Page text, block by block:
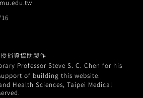
捐資協助製作
Professor Steve S. C. Chen for his
of building this website.
Health Sciences, Taipei Medical